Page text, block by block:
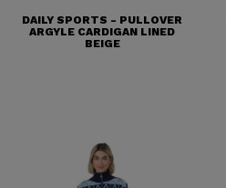
DAILY SPORTS - PULLOVER
ARGYLE CARDIGAN LINED
BEIGE